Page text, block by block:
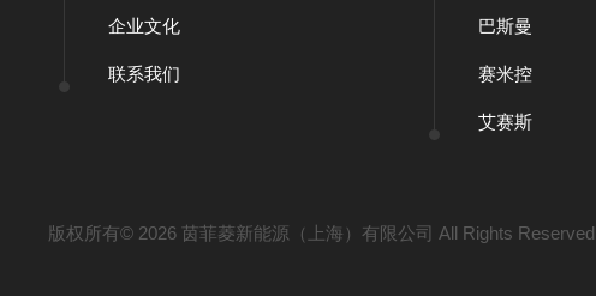
企业文化
联系我们
巴斯曼
赛米控
艾赛斯
版权所有© 2026 茵菲菱新能源（上海）有限公司 All Rights Reserved